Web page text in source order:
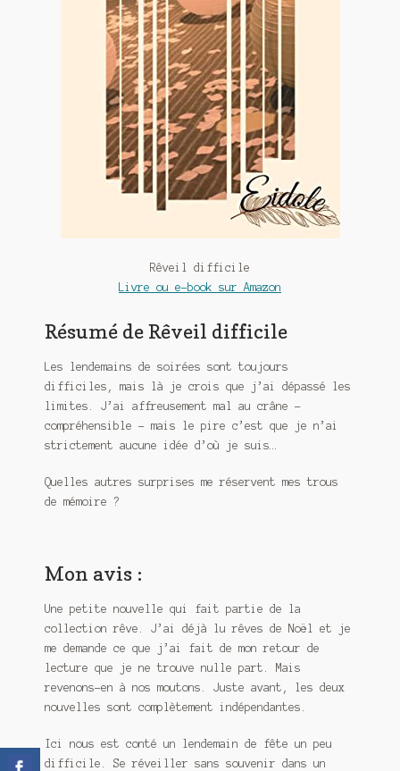
Il fallait me laisser mourir
Les boules du Père Noël
Liste de tous mes romans
Mon admirateur de l’avent
Mon Compte
Panier
Sauver ou périr
Rêveil difficile
Livre ou e-book sur Amazon
Résumé de Rêveil difficile
Les lendemains de soirées sont toujours
difficiles, mais là je crois que j’ai dépassé les
limites. J’ai affreusement mal au crâne –
compréhensible – mais le pire c’est que je n’ai
strictement aucune idée d’où je suis…
Quelles autres surprises me réservent mes trous
de mémoire ?
Mon avis :
Une petite nouvelle qui fait partie de la
collection rêve. J’ai déjà lu rêves de Noël et je
me demande ce que j’ai fait de mon retour de
lecture que je ne trouve nulle part. Mais
revenons-en à nos moutons. Juste avant, les deux
nouvelles sont complètement indépendantes.
Ici nous est conté un lendemain de fête un peu
difficile. Se réveiller sans souvenir dans un